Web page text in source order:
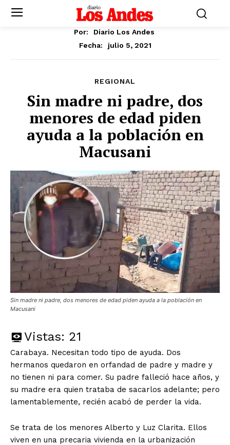
Por:
Diario Los Andes
Fecha:
julio 5, 2021
REGIONAL
Sin madre ni padre, dos
menores de edad piden
ayuda a la población en
Macusani
Sin madre ni padre, dos menores de edad piden ayuda a la población en
Macusani
Vistas: 21
Carabaya. Necesitan todo tipo de ayuda. Dos
hermanos quedaron en orfandad de padre y madre y
no tienen ni para comer. Su padre falleció hace años, y
su madre era quien trataba de sacarlos adelante; pero
lamentablemente, recién acabó de perder la vida.
Se trata de los menores Alberto y Luz Clarita. Ellos
viven en una precaria vivienda en la urbanización